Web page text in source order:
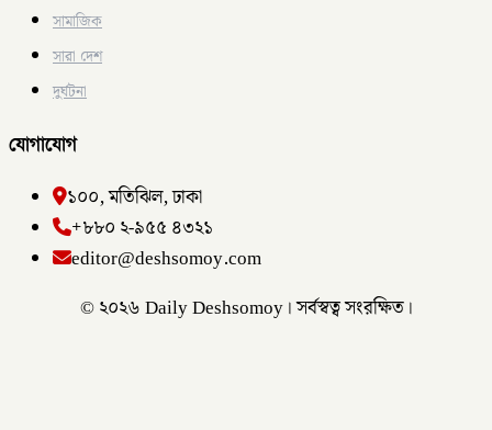
সামাজিক
সারা দেশ
দুর্ঘটনা
যোগাযোগ
১০০, মতিঝিল, ঢাকা
+৮৮০ ২-৯৫৫ ৪৩২১
editor@deshsomoy.com
© ২০২৬ Daily Deshsomoy। সর্বস্বত্ব সংরক্ষিত।